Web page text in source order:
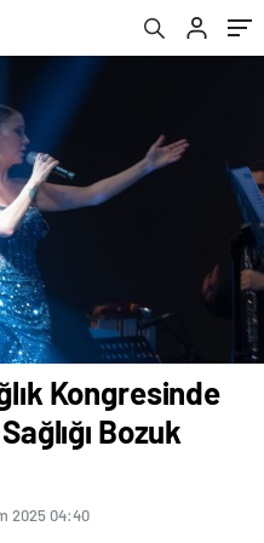
Kongresinde
Bozuk
2025 04:40